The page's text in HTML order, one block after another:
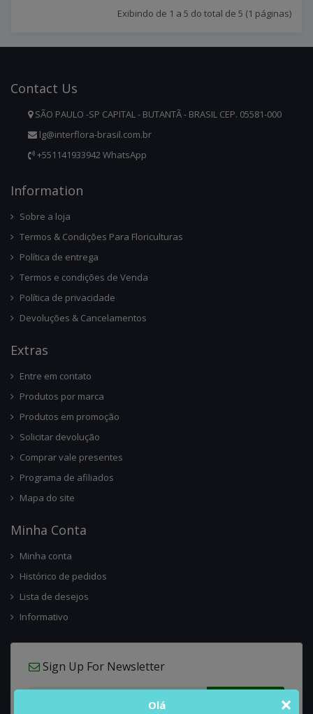
Exibindo de 1 a 5 do total de 5 (1 páginas)
Contact Us
SÃO PAULO -SP CAPITAL - BUTANTÃ - BRASIL CEP. 05581-000
lg@interflora-brasil.com.br
+551141933942 WhatsApp
InforMation
Sobre a loja
Termos & Condições Para Floriculturas
Política de entrega
Termos e condições de Venda
Política de privacidade
Devoluções & Cancelamentos
ExtRas
Entre em contato
Produtos por marca
Produtos em promoção
Solicitar devolução
Comprar vale presentes
Programa de afiliados
Mapa do site
Minha Conta
Minha conta
Histórico de pedidos
Lista de desejos
Informativo
Sign Up For Newsletter
×
Olá